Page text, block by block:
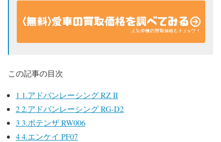
この記事の目次
1 1.アドバンレーシング RZ II
22.アドバンレーシング RG-D2
3 3.ポテンザ RW006
44.エンケイ PF07